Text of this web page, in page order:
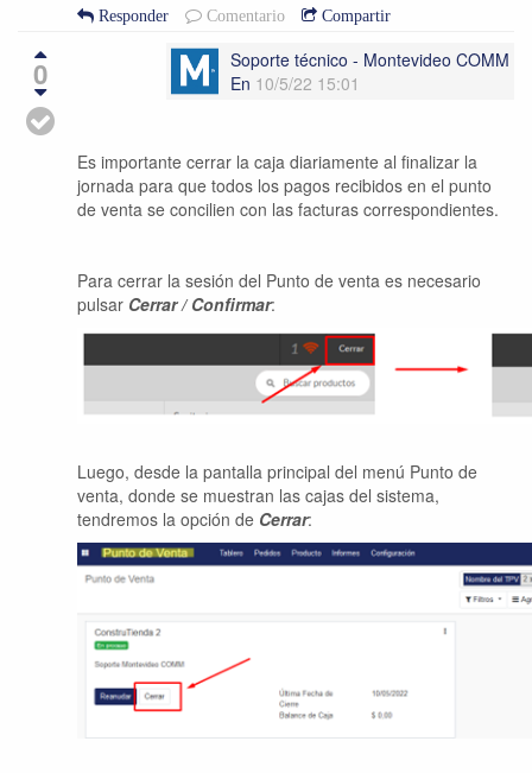
Responder
Comentario Compartir
0
Soporte técnico - Montevideo COMM
En 10/5/22 15:01
Es importante cerrar la caja diariamente al finalizar la
jornada para que todos los pagos recibidos en el punto
de venta se concilien con las facturas correspondientes.
Para cerrar la sesión del Punto de venta es necesario
pulsar Cerrar / Confirmar:
Luego, desde la pantalla principal del menú Punto de
venta, donde se muestran las cajas del sistema,
tendremos la opción de Cerrar: